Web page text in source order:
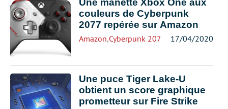
Une manette Xbox One aux
couleurs de Cyberpunk
2077 repérée sur Amazon
Amazon,Cyberpunk 2077 Xbox
17/04/2020
Une puce Tiger Lake-U
obtient un score graphique
prometteur sur Fire Strike